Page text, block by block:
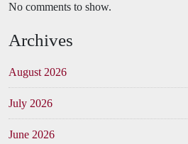
No comments to show.
Archives
August 2026
July 2026
June 2026